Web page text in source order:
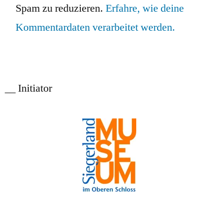
Spam zu reduzieren. Erfahre, wie deine
Kommentardaten verarbeitet werden.
__ Initiator